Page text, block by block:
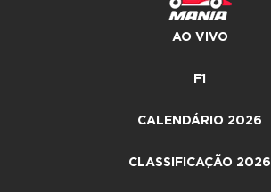
AO VIVO
F1
CALENDÁRIO 2026
CLASSIFICAÇÃO 2026